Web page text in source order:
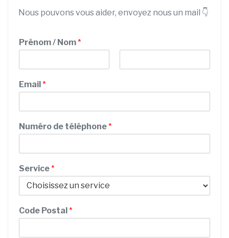
Nous pouvons vous aider, envoyez nous un mail 👇
Prénom / Nom*
r
é
m
Email*
E
m
i
d
/
Numéro de téléphone*
Service*
Code Postal*